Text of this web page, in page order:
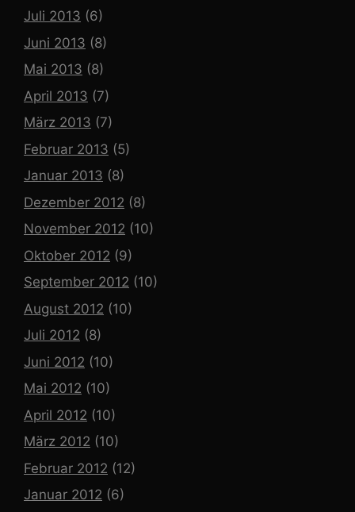
Juli 2013 (6)
Juni 2013 (8)
Mai 2013 (8)
April 2013 (7)
März 2013 (7)
Februar 2013 (5)
Januar 2013 (8)
Dezember 2012 (8)
November 2012 (10)
Oktober 2012 (9)
September 2012 (10)
August 2012 (10)
Juli 2012 (8)
Juni 2012 (10)
Mai 2012 (10)
April 2012 (10)
März 2012 (10)
Februar 2012 (12)
Januar 2012 (6)